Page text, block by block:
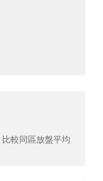
比較同區放盤平均